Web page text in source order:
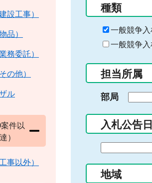
種類
一般競争入
一般競争入
担当所属
部局
入札公告日
の
地域
設工事）
品）
務委託）
の他）
ル
件以
）
事以外）